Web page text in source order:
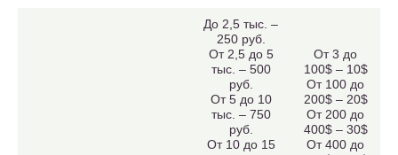
До 2,5 тыс. –
250 руб.
От 2,5 до 5
тыс. – 500
руб.
От 5 до 10
тыс. – 750
руб.
От 10 до 15
От 3 до
100$ – 10$
От 100 до
200$ – 20$
От 200 до
400$ – 30$
От 400 до